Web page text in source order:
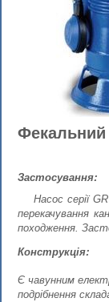
Застосування:
Насос серії
перекачування
походження.
Конструкція:
Є чавунним
подрібнення